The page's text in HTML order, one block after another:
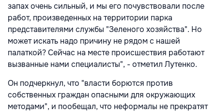
запах очень сильный, и мы его почувствовали после
работ, произведенных на территории парка
представителями службы "Зеленого хозяйства". Но
может искать надо причину не рядом с нашей
палаткой? Сейчас на месте происшествия работают
вызванные нами специалисты", - отметил Лутенко.
Он подчеркнул, что "власти борются против
собственных граждан опасными для окружающих
методами", и пообещал, что неформалы не прекратят